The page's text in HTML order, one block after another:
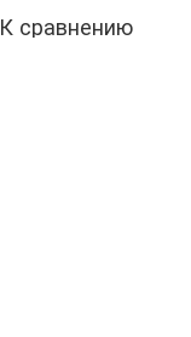
К сравнению